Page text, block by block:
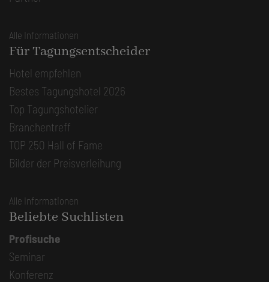
Alle Informationen
Für Tagungsentscheider
Hotel empfehlen
Bestes Tagungshotel 2026
Top Tagungshotelier
Branchentreff
TOP 250 Hall of Fame
Bilder der Preisverleihung
Alle Informationen
Beliebte Suchlisten
Profisuche
Seminar
Konferenz